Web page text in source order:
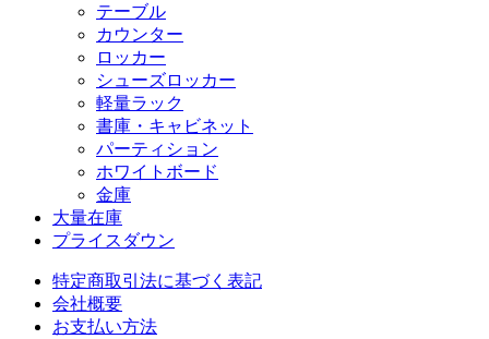
テーブル
カウンター
ロッカー
シューズロッカー
軽量ラック
書庫・キャビネット
パーティション
ホワイトボード
金庫
大量在庫
プライスダウン
特定商取引法に基づく表記
会社概要
お支払い方法